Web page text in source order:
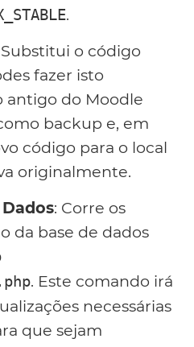
.
Substitui o código
fazer isto
antigo do Moodle
backup e, em
código para o local
originalmente.
: Corre os
da base de dados
. Este comando irá
necessárias
que sejam